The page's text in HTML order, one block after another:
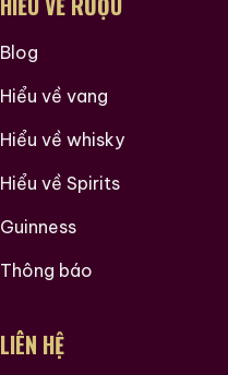
Blog
Hiểu về vang
Hiểu về whisky
Hiểu về Spirits
Guinness
Thông báo
LIÊN HỆ